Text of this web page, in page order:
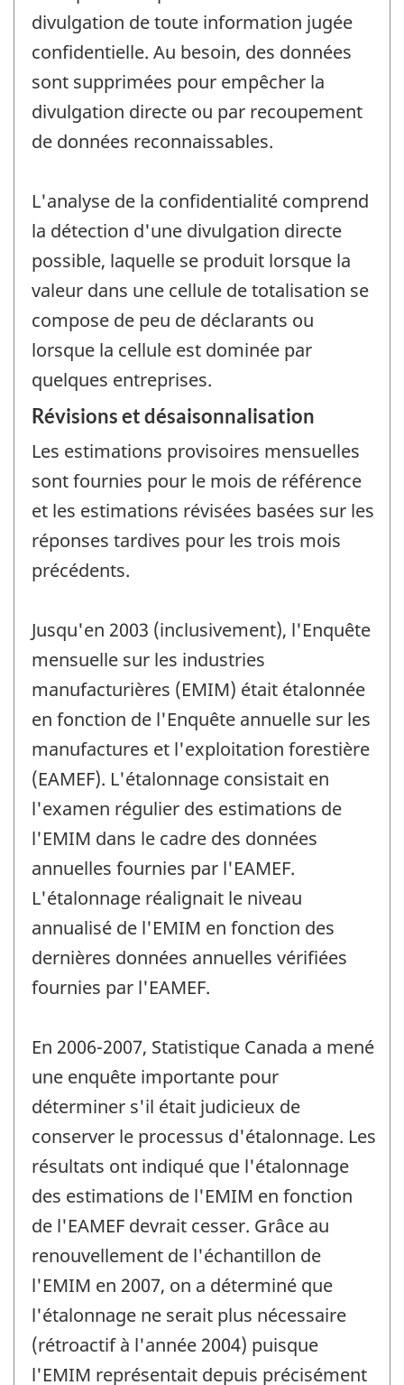
divulgation de toute information jugée
confidentielle. Au besoin, des données
sont supprimées pour empêcher la
divulgation directe ou par recoupement
de données reconnaissables.
L'analyse de la confidentialité comprend
la détection d'une divulgation directe
possible, laquelle se produit lorsque la
valeur dans une cellule de totalisation se
compose de peu de déclarants ou
lorsque la cellule est dominée par
quelques entreprises.
Révisions et désaisonnalisation
Les estimations provisoires mensuelles
sont fournies pour le mois de référence
et les estimations révisées basées sur les
réponses tardives pour les trois mois
précédents.
Jusqu'en 2003 (inclusivement), l'Enquête
mensuelle sur les industries
manufacturières (EMIM) était étalonnée
en fonction de l'Enquête annuelle sur les
manufactures et l'exploitation forestière
(EAMEF). L'étalonnage consistait en
l'examen régulier des estimations de
l'EMIM dans le cadre des données
annuelles fournies par l'EAMEF.
L'étalonnage réalignait le niveau
annualisé de l'EMIM en fonction des
dernières données annuelles vérifiées
fournies par l'EAMEF.
En 2006-2007, Statistique Canada a mené
une enquête importante pour
déterminer s'il était judicieux de
conserver le processus d'étalonnage. Les
résultats ont indiqué que l'étalonnage
des estimations de l'EMIM en fonction
de l'EAMEF devrait cesser. Grâce au
renouvellement de l'échantillon de
l'EMIM en 2007, on a déterminé que
l'étalonnage ne serait plus nécessaire
(rétroactif à l'année 2004) puisque
l'EMIM représentait depuis précisément